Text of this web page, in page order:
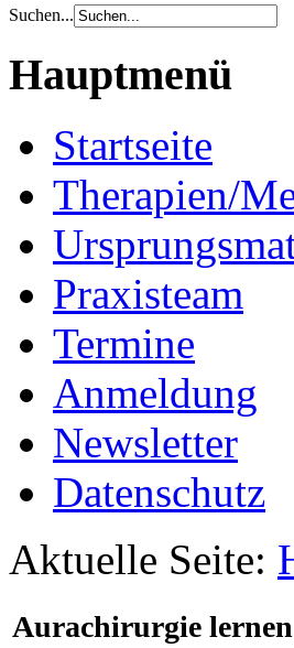
Suchen...
Hauptmenü
Startseite
Therapien/
Praxisteam
Termine
Anmeldung
Newsletter
Datenschutz
Aktuelle Seite:
Aurachirurgie lernen